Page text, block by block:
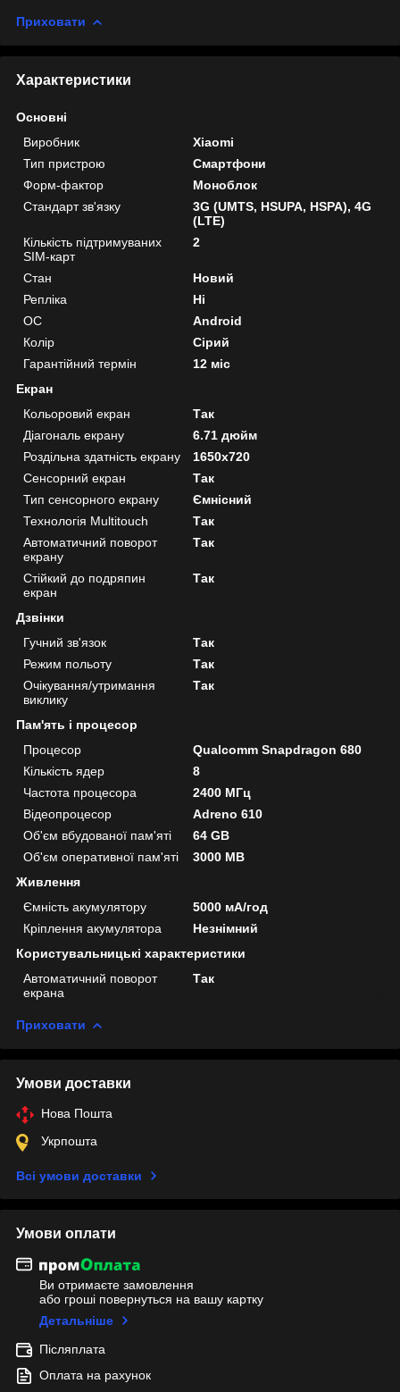
Приховати
Характеристики
Основні
Виробник
Xiaomi
Тип пристрою
Смартфони
Форм-фактор
Моноблок
Стандарт зв'язку
3G (UMTS, HSUPA, HSPA), 4G
(LTE)
Кількість підтримуваних
SIM-карт
2
Стан
Новий
Репліка
Ні
ОС
Android
Колір
Сірий
Гарантійний термін
12 міс
Екран
Кольоровий екран
Так
Діагональ екрану
6.71 дюйм
Роздільна здатність екрану
1650x720
Сенсорний екран
Так
Тип сенсорного екрану
Ємнісний
Технологія Multitouch
Так
Автоматичний поворот
екрану
Так
Стійкий до подряпин
екран
Так
Дзвінки
Гучний зв'язок
Так
Режим польоту
Так
Очікування/утримання
виклику
Так
Пам'ять і процесор
Процесор
Qualcomm Snapdragon 680
Кількість ядер
8
Частота процесора
2400 МГц
Відеопроцесор
Adreno 610
Об'єм вбудованої пам'яті
64 GB
Об'єм оперативної пам'яті
3000 MB
Живлення
Ємність акумулятору
5000 мА/год
Кріплення акумулятора
Незнімний
Користувальницькі характеристики
Автоматичний поворот
екрана
Так
Приховати
Умови доставки
Нова Пошта
Укрпошта
Всі умови доставки
Умови оплати
Ви отримаєте замовлення
або гроші повернуться на вашу картку
Детальніше
Післяплата
Оплата на рахунок